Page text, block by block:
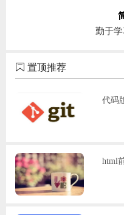
勤于
置顶推荐
代码
html